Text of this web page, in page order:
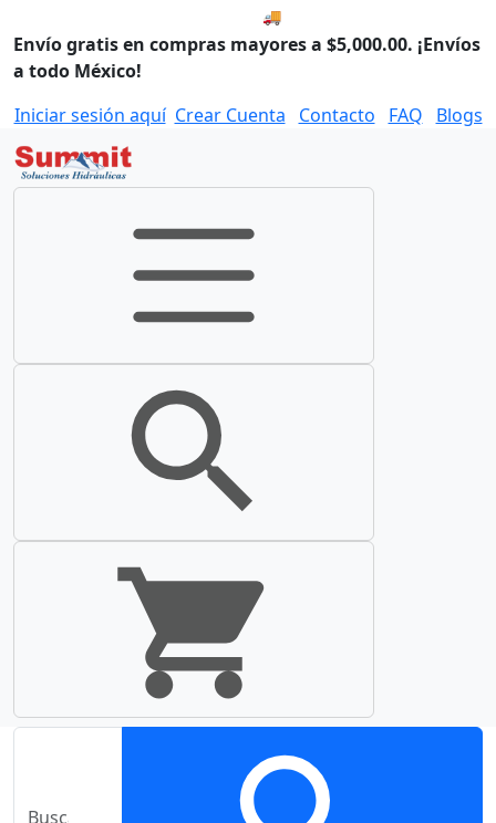
🚚 Envío el Viernes, 07 de
Envío gratis en compras mayores a $5,000.00. ¡Envíos
a todo México!
Iniciar sesión aquí Crear Cuenta Contacto FAQ Blogs